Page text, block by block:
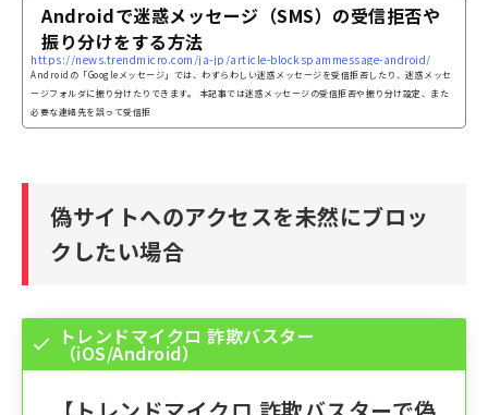
Androidで迷惑メッセージ（SMS）の受信拒否や
振り分けをする方法
https://news.trendmicro.com/ja-jp/article-blockspammessage-android/
Androidの「Googleメッセージ」では、わずらわしい迷惑メッセージを受信拒否したり、迷惑メッセ
ージフォルダに振り分けたりできます。 本記事では迷惑メッセージの受信拒否や振り分け設定、また
必要な連絡先を誤って受信拒
偽サイトへのアクセスを未然にブロッ
クしたい場合
トレンドマイクロ 詐欺バスター
（iOS/Android）